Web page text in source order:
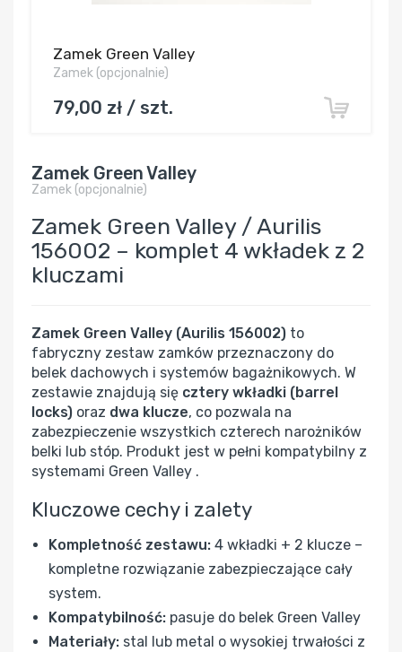
Zamek Green Valley
Zamek (opcjonalnie)
79,00 zł / szt.
Zamek Green Valley
Zamek (opcjonalnie)
Zamek Green Valley / Aurilis
156002 – komplet 4 wkładek z 2
kluczami
Zamek Green Valley (Aurilis 156002) to
fabryczny zestaw zamków przeznaczony do
belek dachowych i systemów bagażnikowych. W
zestawie znajdują się cztery wkładki (barrel
locks) oraz dwa klucze, co pozwala na
zabezpieczenie wszystkich czterech narożników
belki lub stóp. Produkt jest w pełni kompatybilny z
systemami Green Valley .
Kluczowe cechy i zalety
Kompletność zestawu: 4 wkładki + 2 klucze –
kompletne rozwiązanie zabezpieczające cały
system.
Kompatybilność: pasuje do belek Green Valley
Materiały: stal lub metal o wysokiej trwałości z